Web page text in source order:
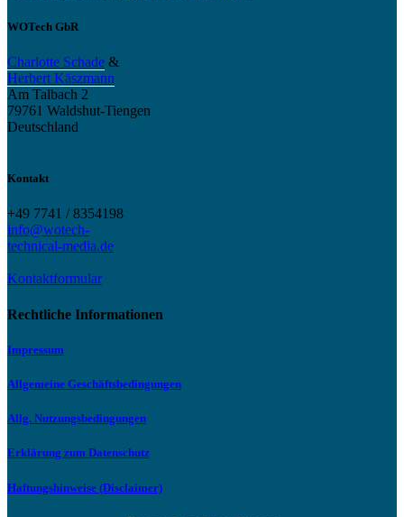
WOTech GbR
Charlotte Schade &
Herbert Käszmann
Am Talbach 2
79761 Waldshut-Tiengen
Deutschland
Kontakt
+49 7741 / 8354198
info@wotech-
technical-media.de
Kontaktformular
Rechtliche Informationen
Impressum
Allgemeine Geschäftsbedingungen
Allg. Nutzungsbedingungen
Erklärung zum Datenschutz
Haftungshinweise (Disclaimer)